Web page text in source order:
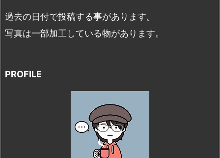
過去の日付で投稿する事があります。
写真は一部加工している物があります。
PROFILE